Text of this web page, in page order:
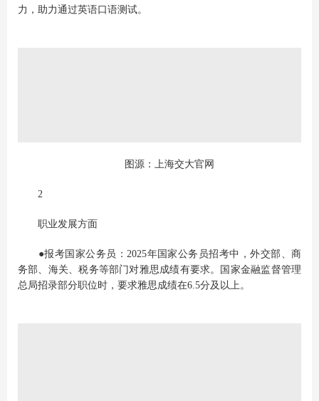
力，助力通过英语口语测试。
图源：上海交大官网
2
职业发展方面
●报考国家公务员：2025年国家公务员招考中，外交部、商
务部、海关、税务等部门对雅思成绩有要求。国家金融监督管理
总局招录部分职位时，要求雅思成绩在6.5分及以上。